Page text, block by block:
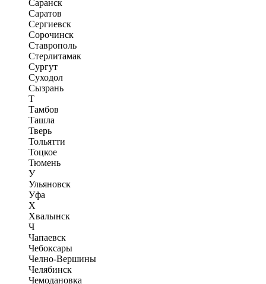
Саранск
Саратов
Сергиевск
Сорочинск
Ставрополь
Стерлитамак
Сургут
Суходол
Сызрань
Т
Тамбов
Ташла
Тверь
Тольятти
Тоцкое
Тюмень
У
Ульяновск
Уфа
Х
Хвалынск
Ч
Чапаевск
Чебоксары
Челно-Вершины
Челябинск
Чемодановка